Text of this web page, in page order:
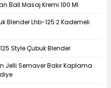
Ball Masaj Kremi 100 Ml
Blender Lhb-125 2 Kademeli
Style Çubuk Blender
Jelli Semaver Bakır Kaplama